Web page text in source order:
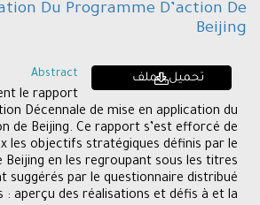
Du Programme D’action De
Beijing
تحميل الملف Abstract
le rapport
Décennale de mise en application du
de Beijing. Ce rapport s’est efforcé de
les objectifs stratégiques définis par le
Beijing en les regroupant sous les titres
suggérés par le questionnaire distribué
: aperçu des réalisations et défis à et la